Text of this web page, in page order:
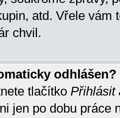
atd. Vřele vám
chvil.
odhlášen?
tlačítko Přihlásit
jen po dobu práce